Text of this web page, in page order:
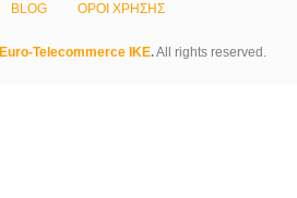
BLOG ΟΡΟΙ ΧΡΗΣΗΣ
Euro-Telecommerce IKE.All rights reserved.